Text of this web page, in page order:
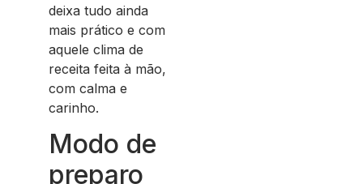
deixa tudo ainda
mais prático e com
aquele clima de
receita feita à mão,
com calma e
carinho.
Modo de
preparo